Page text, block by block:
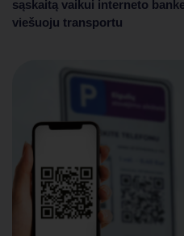
sąskaitą vaikui interneto
viešuoju transportu